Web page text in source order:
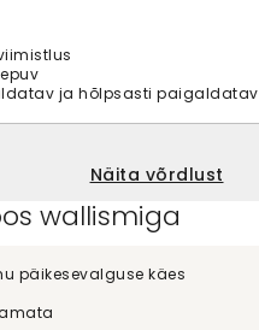
ja hõlpsasti paigaldatav
Näita võrdlust
wallismiga
päikesevalguse käes